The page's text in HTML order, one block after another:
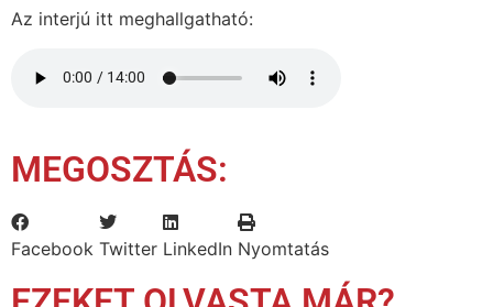
Az interjú itt meghallgatható:
MEGOSZTÁS:
Facebook Twitter LinkedIn Nyomtatás